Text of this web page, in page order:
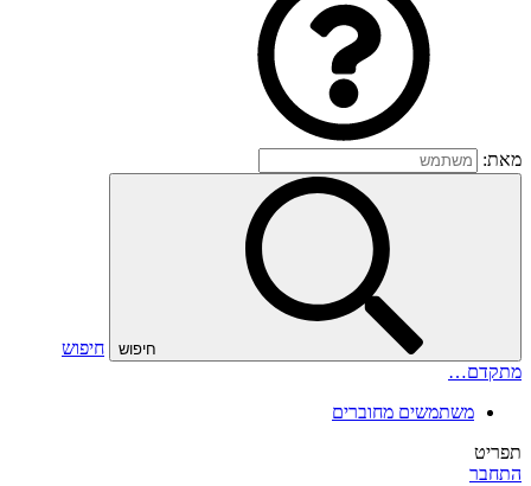
מאת:
חיפוש
חיפוש
מתקדם…
משתמשים מחוברים
תפריט
התחבר